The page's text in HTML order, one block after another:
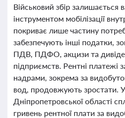
Військовий збір залишається
інструментом мобілізації
покриває лише частину
забезпечують інші податки,
ПДВ, ПДФО, акцизи та
підприємств. Рентні платежі
надрами, зокрема за
вод, продовжують зростати.
Дніпропетровської області
гривень рентної плати за